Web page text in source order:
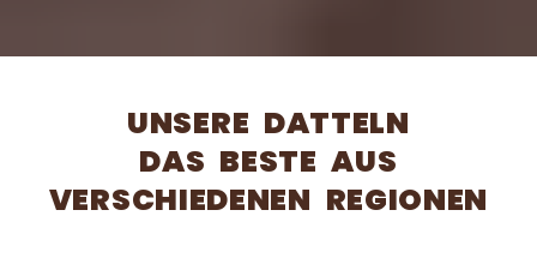
UNSERE DATTELN
DAS BESTE AUS
VERSCHIEDENEN REGIONEN